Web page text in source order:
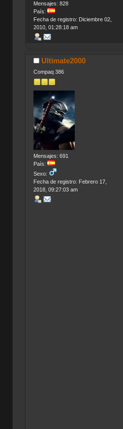
Mensajes: 828
País:
Fecha de registro: Diciembre 02,
2010, 01:28:18 am
Ultimate2000
Compaq 386
Mensajes: 691
País:
Sexo:
Fecha de registro: Febrero 17,
2018, 09:27:03 am